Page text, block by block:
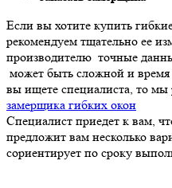
Если вы хотите купить
рекомендуем тщательно ее
производителю точные
может быть сложной и время
вы ищете специалиста, то мы
замерщика гибких окон
Специалист приедет к вам,
предложит вам несколько
сориентирует по сроку